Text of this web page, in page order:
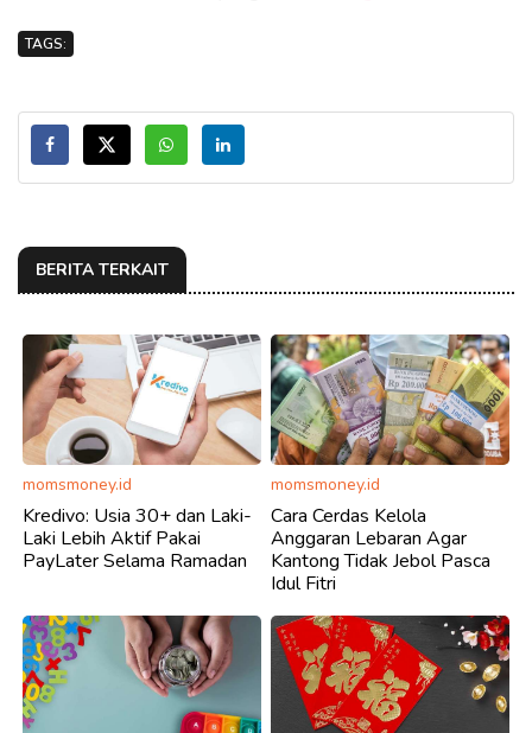
TAGS:
BERITA TERKAIT
momsmoney.id
Kredivo: Usia 30+ dan Laki-
Laki Lebih Aktif Pakai
PayLater Selama Ramadan
momsmoney.id
Cara Cerdas Kelola
Anggaran Lebaran Agar
Kantong Tidak Jebol Pasca
Idul Fitri